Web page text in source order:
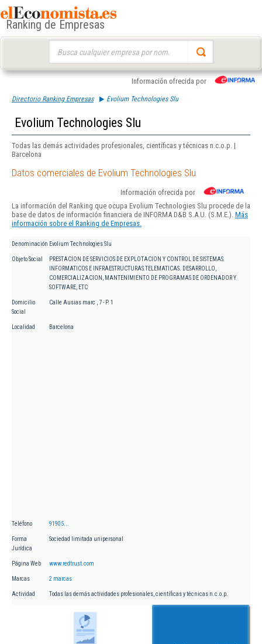
Ranking de Empresas
Información ofrecida por
Directorio Ranking Empresas Evolium Technologies Slu
Evolium Technologies Slu
Todas las demás actividades profesionales, científicas y técnicas n.c.o.p. |
Barcelona
Datos comerciales de Evolium Technologies Slu
Información ofrecida por
La información del Ranking que ocupa Evolium Technologies Slu procede de la
base de datos de información financiera de INFORMA D&B S.A.U. (S.M.E.). Más
información sobre el Ranking de Empresas.
Denominación Evolium Technologies Slu
Objeto Social
PRESTACION DE SERVICIOS DE EXPLOTACION Y CONTROL DE SISTEMAS
INFORMATICOS E INFRAESTRUCTURAS TELEMATICAS. DESARROLLO,
COMERCIALIZACION, MANTENIMIENTO DE PROGRAMAS DE ORDENADOR Y
SOFTWARE, ETC
Domicilio
Social
Calle Ausias marc , 7 - P. 1
Localidad Barcelona
Teléfono 91905...
Forma
Jurídica
Sociedad limitada unipersonal
Página Web www.redtrust.com
Marcas 2 marcas
Actividad Todas las demás actividades profesionales, científicas y técnicas n.c.o.p.